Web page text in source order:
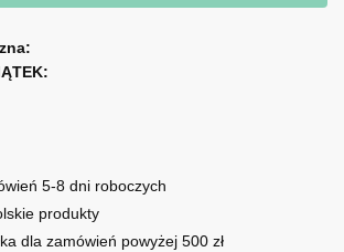
5-8 dni roboczych
produkty
dla zamówień powyżej 500 zł